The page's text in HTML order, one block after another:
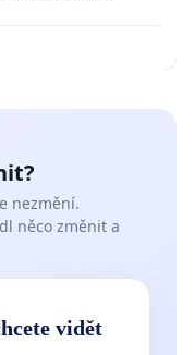
nezmění.
něco změnit a
vidět